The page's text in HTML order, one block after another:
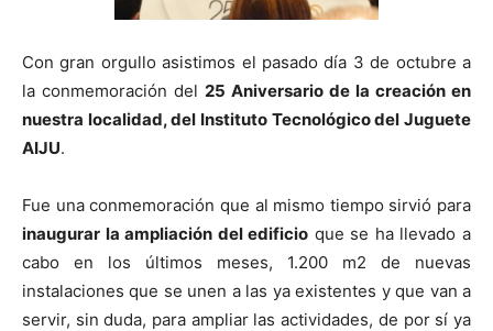
Con gran orgullo asistimos el pasado día 3 de octubre a
la conmemoración del 25 Aniversario de la creación en
nuestra localidad, del Instituto Tecnológico del Juguete
AIJU.
Fue una conmemoración que al mismo tiempo sirvió para
inaugurar la ampliación del edificio que se ha llevado a
cabo en los últimos meses, 1.200 m2 de nuevas
instalaciones que se unen a las ya existentes y que van a
servir, sin duda, para ampliar las actividades, de por sí ya